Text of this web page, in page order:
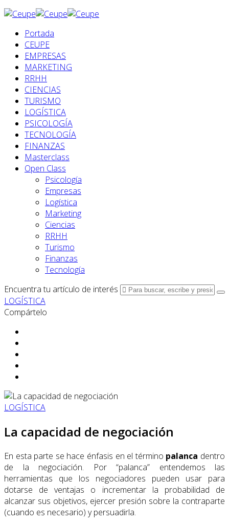
Portada
CEUPE
EMPRESAS
MARKETING
RRHH
CIENCIAS
TURISMO
LOGÍSTICA
PSICOLOGÍA
TECNOLOGÍA
FINANZAS
Masterclass
Open Class
Psicología
Empresas
Logística
Marketing
Ciencias
RRHH
Turismo
Finanzas
Tecnología
Encuentra tu artículo de interés
LOGÍSTICA
Compártelo
LOGÍSTICA
La capacidad de negociación
En esta parte se hace énfasis en el término palanca dentro
de la negociación. Por “palanca” entendemos las
herramientas que los negociadores pueden usar para
dotarse de ventajas o incrementar la probabilidad de
alcanzar sus objetivos, ejercer presión sobre la contraparte
(cuando es necesario) y persuadirla.